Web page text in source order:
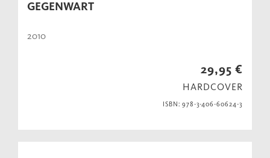
GEGENWART
2010
29,95 €
HARDCOVER
ISBN: 978-3-406-60624-3